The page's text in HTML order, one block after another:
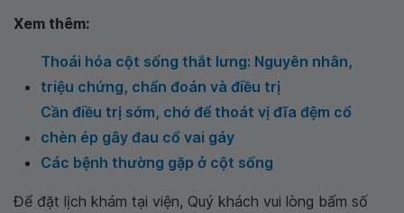
Xem thêm:
Thoái hóa cột sống thắt lưng: Nguyên nhân,
triệu chứng, chẩn đoán và điều trị
Cần điều trị sớm, chớ để thoát vị đĩa đệm cổ
chèn ép gây đau cổ vai gáy
Các bệnh thường gặp ở cột sống
Để đặt lịch khám tại viện, Quý khách vui lòng bấm số